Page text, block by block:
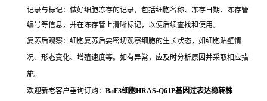
记录与标记：做好细胞冻存的记录，包括细胞名称、冻存日期、冻存管
编号等信息，并在冻存管上清晰标记，以便后续查找和使用。
复苏后观察：细胞复苏后要密切观察细胞的生长状态，如细胞贴壁情
况、形态变化、增殖速度等。如有异常，应及时分析原因并采取相应措
施。
欢迎新老客户垂询订购： BaF3细胞HRAS-Q61P基因过表达稳转株